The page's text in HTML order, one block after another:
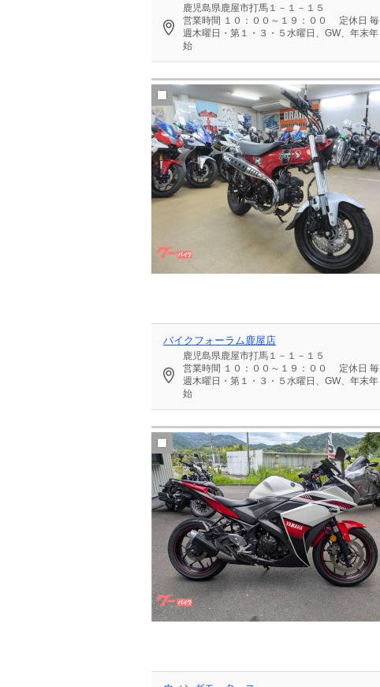
鹿児島県鹿屋市打馬１－１－１５
営業時間 １０：００～１９：００ 定休日 毎
週木曜日・第１・３・５水曜日、GW、年末年
始
バイクフォーラム鹿屋店
鹿児島県鹿屋市打馬１－１－１５
営業時間 １０：００～１９：００ 定休日 毎
週木曜日・第１・３・５水曜日、GW、年末年
始